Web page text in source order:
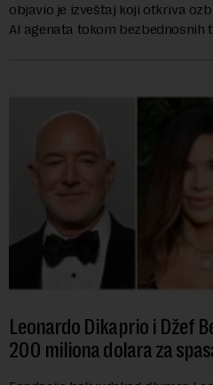
objavio je izveštaj koji otkriva
AI agenata tokom bezbednosnih
Leonardo Dikaprio i Džef
200 miliona dolara za